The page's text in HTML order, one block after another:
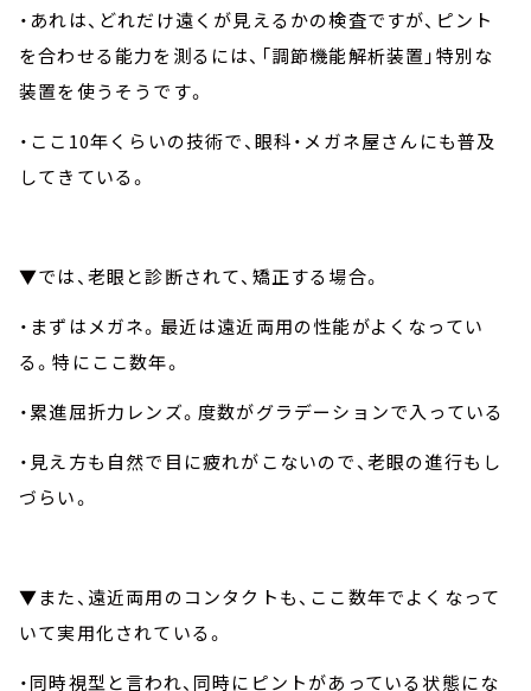
・あれは、どれだけ遠くが見えるかの検査ですが、ピント
を合わせる能力を測るには、「調節機能解析装置」特別な
装置を使うそうです。
・ここ10年くらいの技術で、眼科・メガネ屋さんにも普及
してきている。
▼では、老眼と診断されて、矯正する場合。
・まずはメガネ。最近は遠近両用の性能がよくなってい
る。特にここ数年。
・累進屈折力レンズ。度数がグラデーションで入っている
・見え方も自然で目に疲れがこないので、老眼の進行もし
づらい。
▼また、遠近両用のコンタクトも、ここ数年でよくなって
いて実用化されている。
・同時視型と言われ、同時にピントがあっている状態にな